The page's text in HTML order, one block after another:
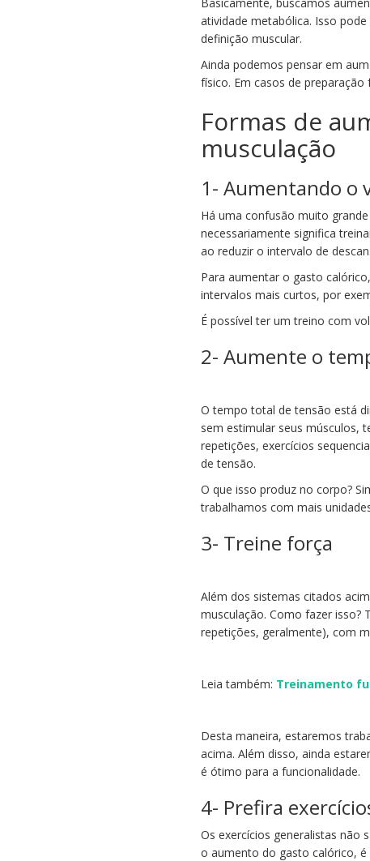
atividade metabólica. Isso
definição muscular.
Ainda podemos pensar em
físico. Em casos de
Formas de
musculação
1- Aumentando o
Há uma confusão muito
necessariamente significa
ao reduzir o intervalo de
Para aumentar o gasto
intervalos mais curtos, por
É possível ter um treino com
2- Aumente o
O tempo total de tensão está
sem estimular seus músculos,
repetições, exercícios
de tensão.
O que isso produz no corpo?
trabalhamos com mais
3- Treine força
Além dos sistemas citados
musculação. Como fazer isso?
repetições, geralmente), com
Leia também: Treinamento
Desta maneira, estaremos
acima. Além disso, ainda
é ótimo para a funcionalidade.
4- Prefira
Os exercícios generalistas não
o aumento do gasto calórico,